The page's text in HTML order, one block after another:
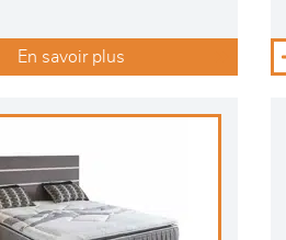
En savoir plus